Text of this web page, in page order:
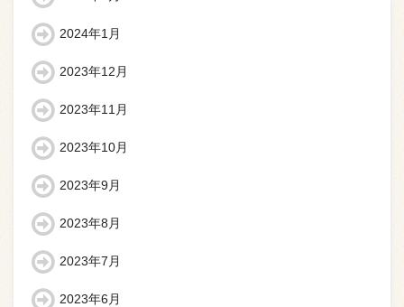
2024年1月
2023年12月
2023年11月
2023年10月
2023年9月
2023年8月
2023年7月
2023年6月